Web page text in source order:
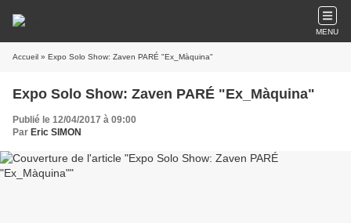
MENU
Accueil » Expo Solo Show: Zaven PARÉ "Ex_Màquina"
Expo Solo Show: Zaven PARÉ "Ex_Màquina"
Publié le 12/04/2017 à 09:00
Par Eric SIMON